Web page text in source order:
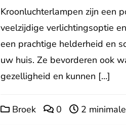
Kroonluchterlampen zijn een
veelzijdige verlichtingsoptie
een prachtige helderheid en
uw huis. Ze bevorderen ook
gezelligheid en kunnen […]
Broek 0 2